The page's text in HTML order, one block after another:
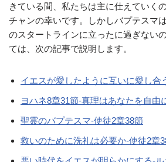
きている間、私たちは主に仕えていく
チャンの幸いです。しかしバプテスマ
のスタートラインに立ったに過ぎない
ては、次の記事で説明します。
イエスが愛したように互いに愛し合
ヨハネ8章31節-真理はあなたを自由
聖霊のバプテスマ-使徒2章38節
救いのために洗礼は必要か-使徒2章